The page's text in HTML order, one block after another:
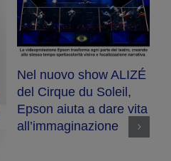
Nel nuovo show ALIZÉ
del Cirque du Soleil,
Epson aiuta a dare vita
all’immaginazione